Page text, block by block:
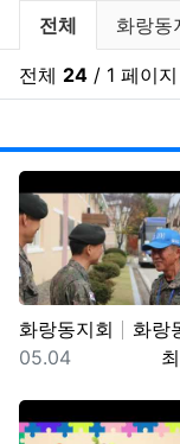
아말다말TV
전체 화랑동
전체 24 / 1 페이지
화랑동지회
화랑동지회 창
등록일
05.04